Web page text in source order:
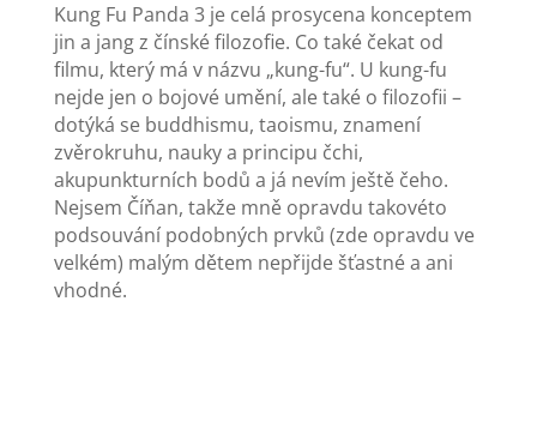
Kung Fu Panda 3 je celá prosycena konceptem
jin a jang z čínské filozofie. Co také čekat od
filmu, který má v názvu „kung-fu“. U kung-fu
nejde jen o bojové umění, ale také o filozofii –
dotýká se buddhismu, taoismu, znamení
zvěrokruhu, nauky a principu čchi,
akupunkturních bodů a já nevím ještě čeho.
Nejsem Číňan, takže mně opravdu takovéto
podsouvání podobných prvků (zde opravdu ve
velkém) malým dětem nepřijde šťastné a ani
vhodné.